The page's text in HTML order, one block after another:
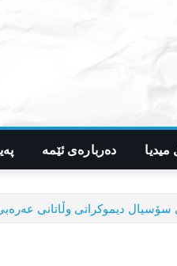
دەربارەی ئێمە
دیموکراتی وڵاتانی